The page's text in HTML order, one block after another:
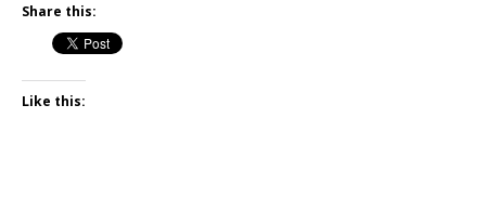
Share this:
Like this: